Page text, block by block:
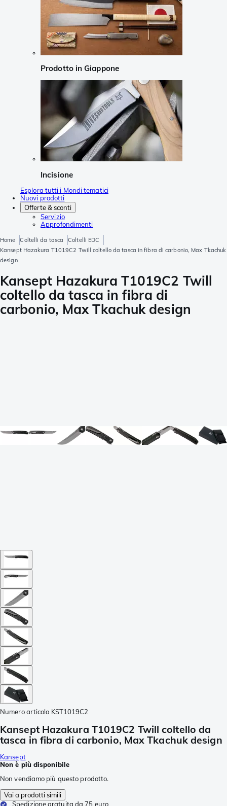
Prodotto in Giappone
Incisione
Esplora tutti i Mondi tematici
Nuovi prodotti
Offerte & sconti
Servizio
Approfondimenti
Home Coltelli da tasca
Coltelli EDC
Kansept Hazakura T1019C2 Twill coltello da tasca in fibra di carbonio, Max Tkachuk
design
Kansept Hazakura T1019C2 Twill
coltello da tasca in fibra di
carbonio, Max Tkachuk design
Numero articolo KST1019C2
Kansept Hazakura T1019C2 Twill coltello da
tasca in fibra di carbonio, Max Tkachuk design
Kansept
Non è più disponibile
Non vendiamo più questo prodotto.
Vai a prodotti simili
Spedizione gratuita da 75 euro